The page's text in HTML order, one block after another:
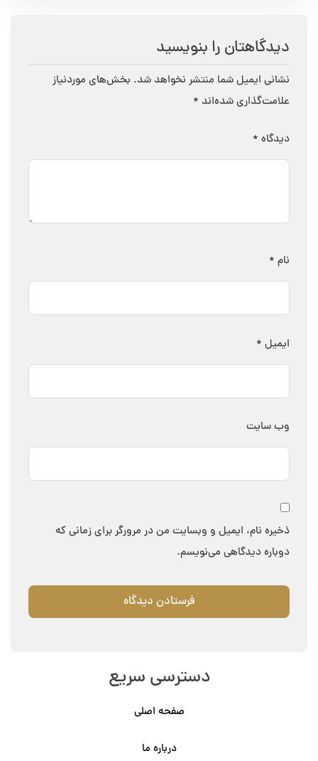
دیدگاهتان را بنویسید
نشانی ایمیل شما منتشر نخواهد شد. بخش‌های موردنیاز
علامت‌گذاری شده‌اند *
دیدگاه *
نام *
ایمیل *
وب‌ سایت
ذخیره نام، ایمیل و وبسایت من در مرورگر برای زمانی که
دوباره دیدگاهی می‌نویسم.
دسترسی سریع
صفحه اصلی
درباره ما